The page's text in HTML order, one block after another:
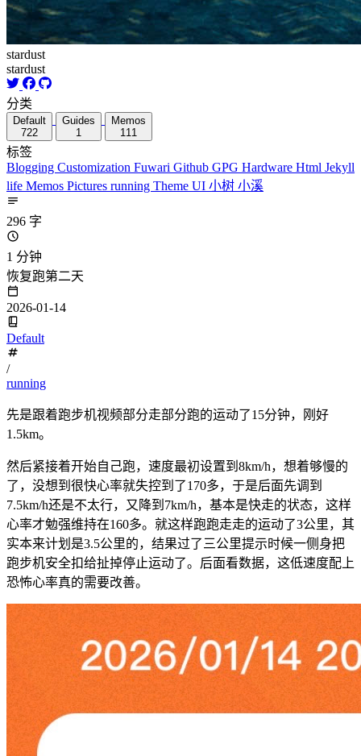
stardust
stardust
分类
Default
722
Guides
1
Memos
111
标签
Blogging Customization Fuwari Github GPG Hardware Html Jekyll
life Memos Pictures running Theme UI 小树 小溪
296 字
1 分钟
恢复跑第二天
2026-01-14
Default
/
running
先是跟着跑步机视频部分走部分跑的运动了15分钟，刚好
1.5km。
然后紧接着开始自己跑，速度最初设置到8km/h，想着够慢的
了，没想到很快心率就失控到了170多，于是后面先调到
7.5km/h还是不太行，又降到7km/h，基本是快走的状态，这样
心率才勉强维持在160多。就这样跑跑走走的运动了3公里，其
实本来计划是3.5公里的，结果过了三公里提示时候一侧身把
跑步机安全扣给扯掉停止运动了。后面看数据，这低速度配上
恐怖心率真的需要改善。